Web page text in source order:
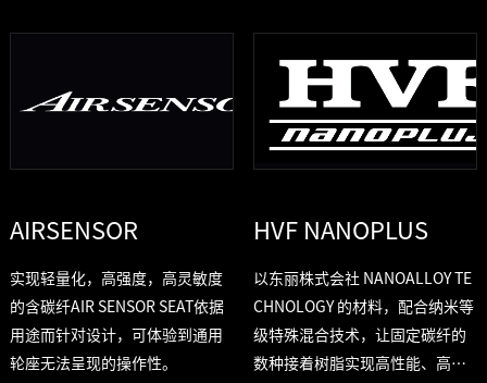
为纤细，目视性能更强，更轻量
AIRSENSOR
实现轻量化，高强度，高灵敏度
的含碳纤AIR SENSOR SEAT依据
用途而针对设计，可体验到通用
轮座无法呈现的操作性。
HVF NANOPLUS
以东丽株式会社 NANOALLOY TE
CHNOLOGY 的材料，配合纳米等
级特殊混合技术，让固定碳纤的
数种接着树脂实现高性能、高机